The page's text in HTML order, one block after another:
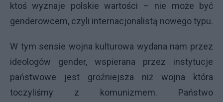
ktoś wyznaje polskie wartości – nie może być
genderowcem, czyli internacjonalistą nowego typu.
W tym sensie wojna kulturowa wydana nam przez
ideologów gender, wspierana przez instytucje
państwowe jest groźniejsza niż wojna która
toczyliśmy z komunizmem. Państwo